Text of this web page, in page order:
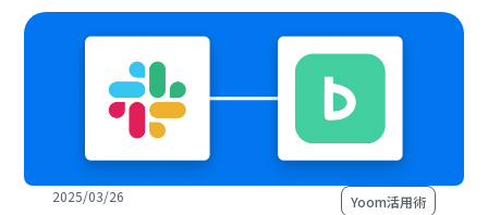
2025/03/26 Yoom活用術